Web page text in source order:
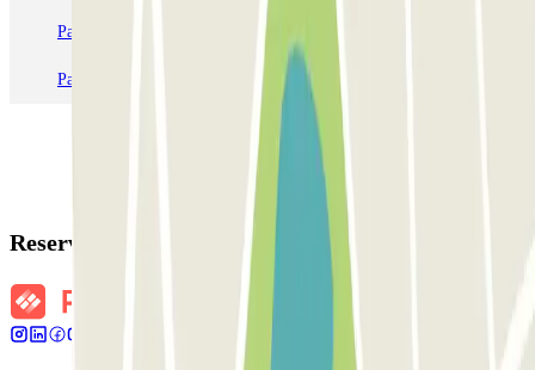
Parkeren in Station Venetië Mestre Parkeren in Rome
Parkeren in Milaan Parkeren in Verona
Reserveringsgegevens